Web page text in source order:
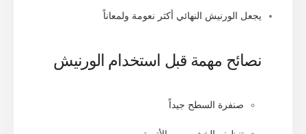
يجعل الورنيش النهائي أكثر نعومة ولمعاناً
نصائح مهمة قبل استخدام الورنيش
صنفرة السطح جيداً
المكتب الرئيسي:
5466 3303 02
info@kouratol.com